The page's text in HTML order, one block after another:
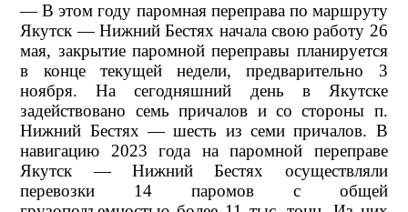
— В этом году паромная переправа по маршруту
Якутск — Нижний Бестях начала свою работу 26
мая, закрытие паромной переправы планируется
в конце текущей недели, предварительно 3
ноября. На сегодняшний день в Якутске
задействовано семь причалов и со стороны п.
Нижний Бестях — шесть из семи причалов. В
навигацию 2023 года на паромной переправе
Якутск — Нижний Бестях осуществляли
перевозки 14 паромов с общей